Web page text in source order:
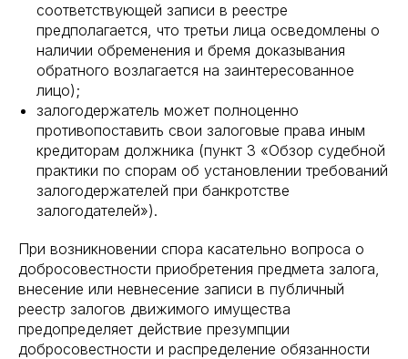
соответствующей записи в реестре
предполагается, что третьи лица осведомлены о
наличии обременения и бремя доказывания
обратного возлагается на заинтересованное
лицо);
залогодержатель может полноценно
противопоставить свои залоговые права иным
кредиторам должника (пункт 3 «Обзор судебной
практики по спорам об установлении требований
залогодержателей при банкротстве
залогодателей»).
При возникновении спора касательно вопроса о
добросовестности приобретения предмета залога,
внесение или невнесение записи в публичный
реестр залогов движимого имущества
предопределяет действие презумпции
добросовестности и распределение обязанности